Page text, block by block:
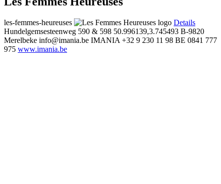
les-femmes-heureuses
Details
Hundelgemsesteenweg 590 & 598 50.996139,3.745493 B-9820
Merelbeke info@imania.be IMANIA +32 9 230 11 98 BE 0841 777
975 www.imania.be